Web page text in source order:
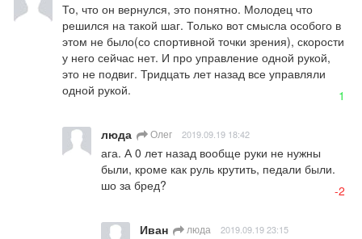
То, что он вернулся, это понятно. Молодец что
решился на такой шаг. Только вот смысла особого в
этом не было(со спортивной точки зрения), скорости
у него сейчас нет. И про управление одной рукой,
это не подвиг. Тридцать лет назад все управляли
одной рукой.
1
люда Олег 2019.09.19 18:42
ага. А 0 лет назад вообще руки не нужны
были, кроме как руль крутить, педали были.
шо за бред?
-2
Иван люда 2019.09.19 23:15